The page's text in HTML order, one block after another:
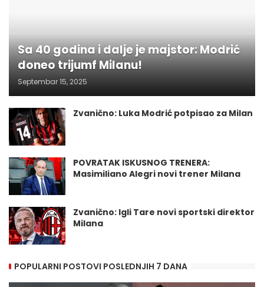
Sa 40 godina i dalje je majstor: Modrić
doneo trijumf Milanu!
Septembar 15, 2025
Zvanično: Luka Modrić potpisao za Milan
POVRATAK ISKUSNOG TRENERA:
Masimiliano Alegri novi trener Milana
Zvanično: Igli Tare novi sportski direktor
Milana
POPULARNI POSTOVI POSLEDNJIH 7 DANA